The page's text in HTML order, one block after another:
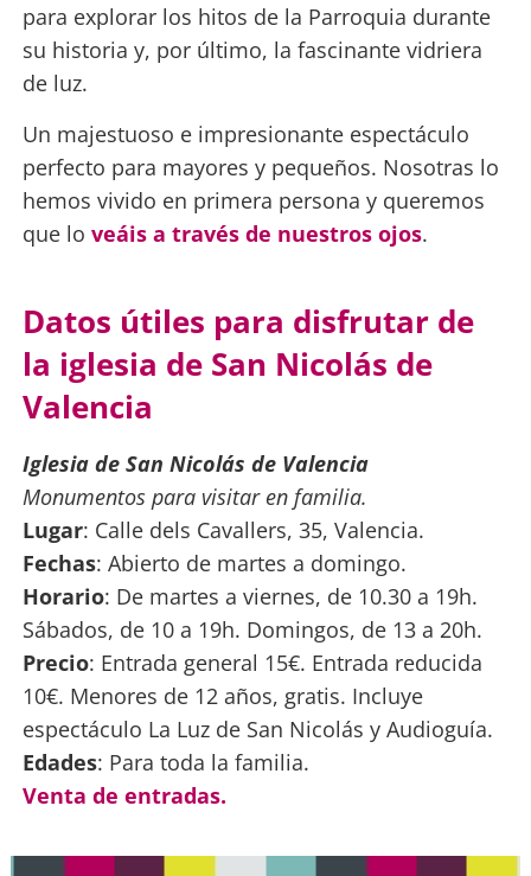
para explorar los hitos de la Parroquia durante
su historia y, por último, la fascinante vidriera
de luz.
Un majestuoso e impresionante espectáculo
perfecto para mayores y pequeños. Nosotras lo
hemos vivido en primera persona y queremos
que lo veáis a través de nuestros ojos.
Datos útiles para disfrutar de
la iglesia de San Nicolás de
Valencia
Iglesia de San Nicolás de Valencia
Monumentos para visitar en familia.
Lugar: Calle dels Cavallers, 35, Valencia.
Fechas: Abierto de martes a domingo.
Horario: De martes a viernes, de 10.30 a 19h.
Sábados, de 10 a 19h. Domingos, de 13 a 20h.
Precio: Entrada general 15€. Entrada reducida
10€. Menores de 12 años, gratis. Incluye
espectáculo La Luz de San Nicolás y Audioguía.
Edades: Para toda la familia.
Venta de entradas.